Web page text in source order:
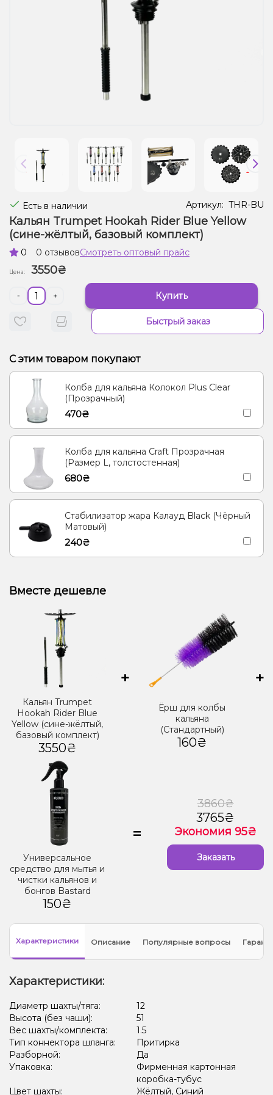
Жидкости для электронных сигарет
Подарочные наборы
Есть в наличии Артикул: THR-BU
Кальян Trumpet Hookah Rider Blue Yellow
(сине-жёлтый, базовый комплект)
0 0 отзывовСмотреть оптовый прайс
Цена: 3550₴
- + Купить
Быстрый заказ
С этим товаром покупают
Колба для кальяна Колокол Plus Clear
(Прозрачный)
470₴
Колба для кальяна Craft Прозрачная
(Размер L, толстостенная)
680₴
Стабилизатор жара Калауд Black (Чёрный
Матовый)
240₴
Вместе дешевле
Кальян Trumpet
Hookah Rider Blue
Yellow (сине-жёлтый,
базовый комплект)
3550₴
+
Ёрш для колбы
кальяна
(Стандартный)
160₴
+
Универсальное
средство для мытья и
чистки кальянов и
бонгов Bastard
150₴
=
3860₴
3765₴
Экономия 95₴
Заказать
Характеристики Описание Популярные вопросы
Характеристики:
Диаметр шахты/тяга:
12
Высота (без чаши):
51
Вес шахты/комплекта:
1.5
Тип коннектора шланга:
Притирка
Разборной:
Да
Упаковка:
Фирменная картонная
коробка-тубус
Цвет шахты:
Жёлтый, Синий